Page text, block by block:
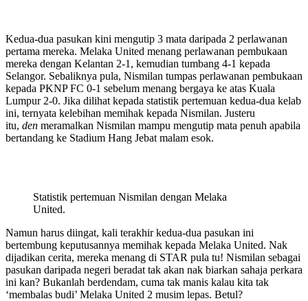
Kedua-dua pasukan kini mengutip 3 mata daripada 2 perlawanan
pertama mereka. Melaka United menang perlawanan pembukaan
mereka dengan Kelantan 2-1, kemudian tumbang 4-1 kepada
Selangor. Sebaliknya pula, Nismilan tumpas perlawanan pembukaan
kepada PKNP FC 0-1 sebelum menang bergaya ke atas Kuala
Lumpur 2-0. Jika dilihat kepada statistik pertemuan kedua-dua kelab
ini, ternyata kelebihan memihak kepada Nismilan. Justeru
itu, den meramalkan Nismilan mampu mengutip mata penuh apabila
bertandang ke Stadium Hang Jebat malam esok.
Statistik pertemuan Nismilan dengan Melaka
United.
Namun harus diingat, kali terakhir kedua-dua pasukan ini
bertembung keputusannya memihak kepada Melaka United. Nak
dijadikan cerita, mereka menang di STAR pula tu! Nismilan sebagai
pasukan daripada negeri beradat tak akan nak biarkan sahaja perkara
ini kan? Bukanlah berdendam, cuma tak manis kalau kita tak
‘membalas budi’ Melaka United 2 musim lepas. Betul?